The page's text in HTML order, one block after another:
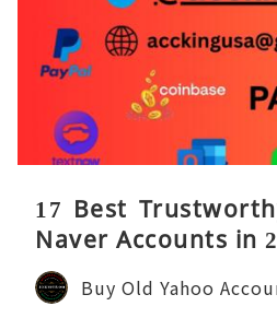
17 Best
Naver Accounts in
Buy Old Yahoo